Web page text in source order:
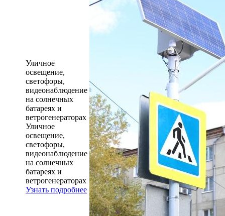
Уличное
освещение,
светофоры,
видеонаблюдение
на солнечных
батареях и
ветрогенераторах
Уличное
освещение,
светофоры,
видеонаблюдение
на солнечных
батареях и
ветрогенераторах
Узнать подробнее